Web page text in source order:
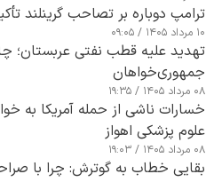
ترامپ دوباره بر تصاحب گرینلند
۱۰ مرداد ۱۴۰۵ / ۰۹:۰۵
تهدید علیه قطب نفتی عربستان؛
جمهوری‌خواهان
۰۸ مرداد ۱۴۰۵ / ۱۹:۳۵
خسارات ناشی از حمله آمریکا به
علوم پزشکی اهواز
۰۸ مرداد ۱۴۰۵ / ۱۹:۰۳
بقایی خطاب به گوترش: چرا با